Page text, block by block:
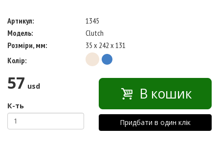
Артикул:
1345
Модель:
Clutch
Розміри, мм:
35 x 242 x 131
Колір:
57 usd
К-ть
В кошик
Придбати в один клік